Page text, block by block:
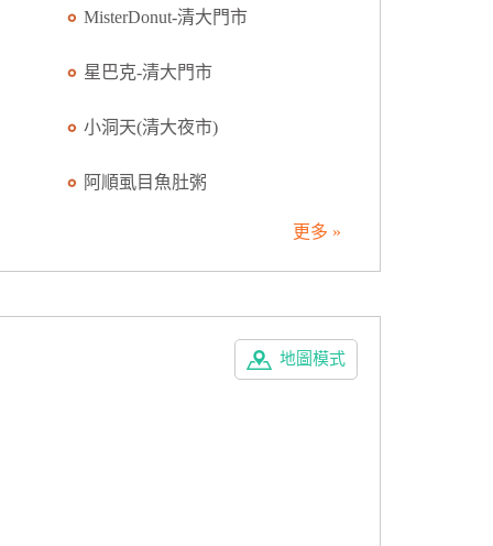
MisterDonut-清大門市
星巴克-清大門市
小洞天(清大夜市)
阿順虱目魚肚粥
更多 »
地圖模式